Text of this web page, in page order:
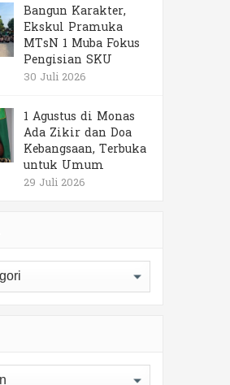
Bangun Karakter,
Ekskul Pramuka
MTsN 1 Muba Fokus
Pengisian SKU
30 Juli 2026
1 Agustus di Monas
Ada Zikir dan Doa
Kebangsaan, Terbuka
untuk Umum
29 Juli 2026